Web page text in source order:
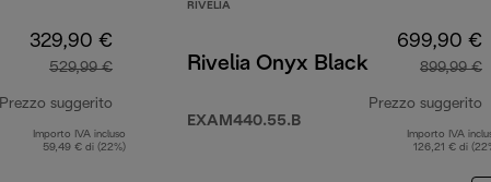
329,90 €
529,99 €
Prezzo suggerito
prezzo originale 529,99 €
Importo IVA incluso
59,49 € di (22%)
RIVELIA
Rivelia Onyx Black
EXAM440.55.B
699,90 €
899,99 €
Prezzo suggerito
Importo IVA
126,21 € di